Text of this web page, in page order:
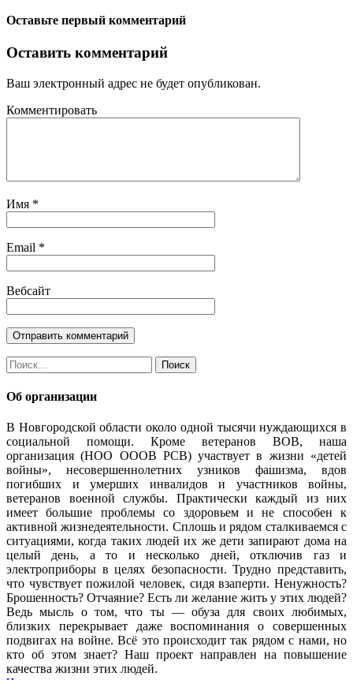
Оставьте первый комментарий
Оставить комментарий
Ваш электронный адрес не будет опубликован.
Комментировать
Имя *
Email *
Вебсайт
Найти:
Об организации
В Новгородской области около одной тысячи нуждающихся в
социальной помощи. Кроме ветеранов ВОВ, наша
организация (НОО ОООВ РСВ) участвует в жизни «детей
войны», несовершеннолетних узников фашизма, вдов
погибших и умерших инвалидов и участников войны,
ветеранов военной службы. Практически каждый из них
имеет большие проблемы со здоровьем и не способен к
активной жизнедеятельности. Сплошь и рядом сталкиваемся с
ситуациями, когда таких людей их же дети запирают дома на
целый день, а то и несколько дней, отключив газ и
электроприборы в целях безопасности. Трудно представить,
что чувствует пожилой человек, сидя взаперти. Ненужность?
Брошенность? Отчаяние? Есть ли желание жить у этих людей?
Ведь мысль о том, что ты — обуза для своих любимых,
близких перекрывает даже воспоминания о совершенных
подвигах на войне. Всё это происходит так рядом с нами, но
кто об этом знает? Наш проект направлен на повышение
качества жизни этих людей.